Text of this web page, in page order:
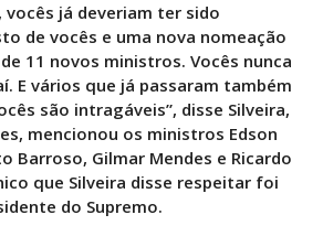
vocês já deveriam ter sido
de vocês e uma nova nomeação
11 novos ministros. Vocês nunca
E vários que já passaram também
são intragáveis”, disse Silveira,
mencionou os ministros Edson
Barroso, Gilmar Mendes e Ricardo
que Silveira disse respeitar foi
do Supremo.